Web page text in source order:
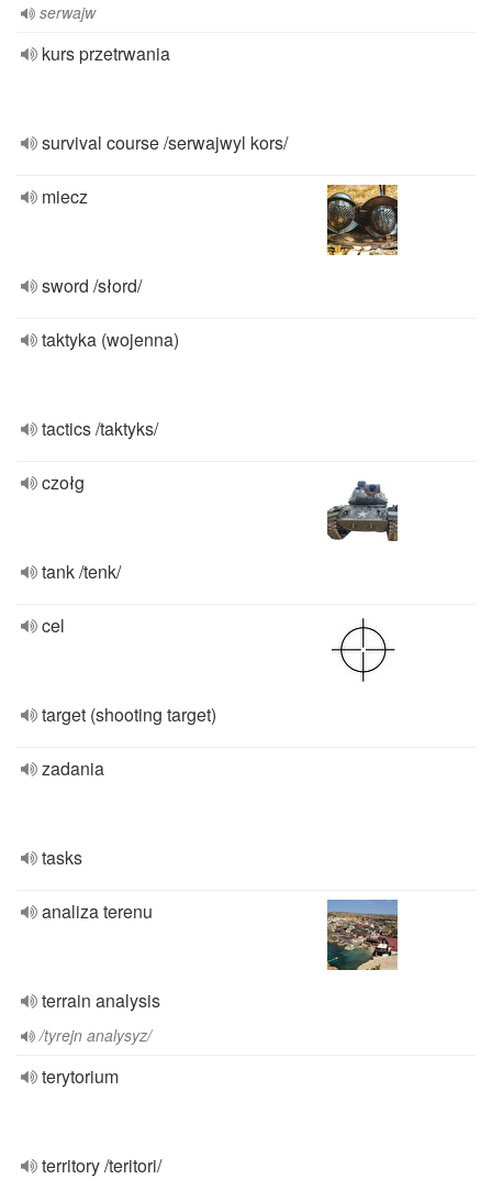
serwajw
kurs przetrwania
survival course /serwajwyl kors/
miecz
sword /słord/
taktyka (wojenna)
tactics /taktyks/
czołg
tank /tenk/
cel
target (shooting target)
zadania
tasks
analiza terenu
terrain analysis
/tyrejn analysyz/
terytorium
territory /teritori/